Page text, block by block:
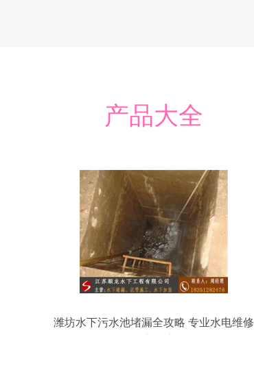
产品大全
潍坊水下污水池堵漏全攻略 专业水电维修